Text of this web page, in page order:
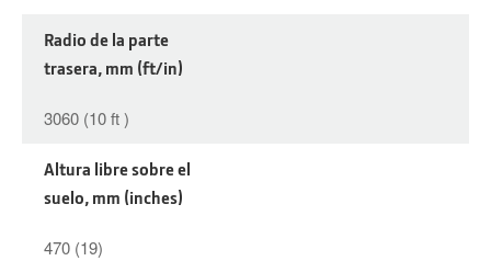
Radio de la parte
trasera, mm (ft/in)
3060 (10 ft )
Altura libre sobre el
suelo, mm (inches)
470 (19)